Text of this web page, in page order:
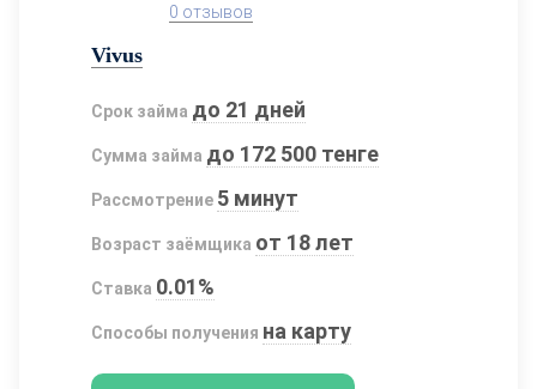
0 отзывов
Vivus
Срок займа до 21 дней
Сумма займа до 172 500 тенге
Рассмотрение 5 минут
Возраст заёмщика от 18 лет
Ставка 0.01%
Способы получения на карту